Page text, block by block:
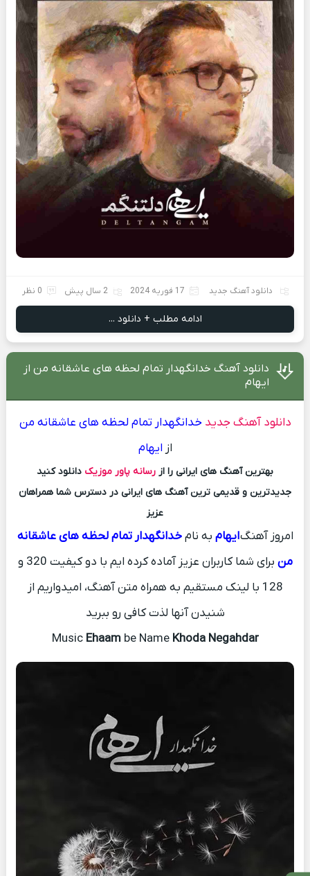
دانلود آهنگ جدید 17 فوریه 2024 2 سال پیش 0 نظر
ادامه مطلب + دانلود ...
دانلود آهنگ خدانگهدار تمام لحظه های عاشقانه من از
ایهام
دانلود آهنگ جدید خدانگهدار تمام لحظه های عاشقانه من
ازایهام
بهترین آهنگ های ایرانی را از رسانه پاور موزیک دانلود کنید
جدیدترین و قدیمی ترین آهنگ های ایرانی در دسترس شما همراهان
عزیز
امروز آهنگایهام به نامخدانگهدار تمام لحظه های عاشقانه
من
برای شما کاربران عزیز آماده کرده ایم با دو کیفیت 320 و
128 با لینک مستقیم به همراه متن آهنگ، امیدواریم از
شنیدن آنها لذت کافی رو ببرید
MusicEhaam be NameKhoda Negahdar